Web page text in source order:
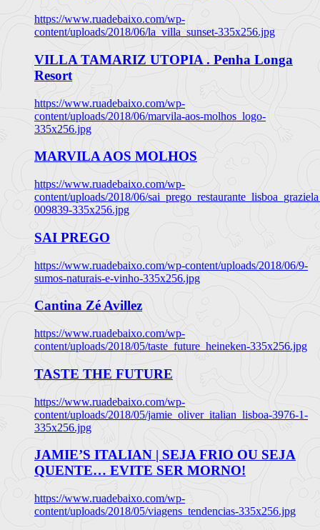
https://www.ruadebaixo.com/wp-
content/uploads/2018/06/la_villa_sunset-335x256.jpg
VILLA TAMARIZ UTOPIA . Penha Longa
Resort
https://www.ruadebaixo.com/wp-
content/uploads/2018/06/marvila-aos-molhos_logo-
335x256.jpg
MARVILA AOS MOLHOS
https://www.ruadebaixo.com/wp-
content/uploads/2018/06/
009839-335x256.jpg
SAI PREGO
https://www.ruadebaixo.com/wp-content/uploads/2018/06/9-
sumos-naturais-e-vinho-335x256.jpg
Cantina Zé Avillez
https://www.ruadebaixo.com/wp-
content/uploads/2018/05/taste_future_heineken-335x256.jpg
TASTE THE FUTURE
https://www.ruadebaixo.com/wp-
content/uploads/2018/05/jamie_oliver_italian_lisboa-3976-1-
335x256.jpg
JAMIE’S ITALIAN | SEJA FRIO OU SEJA
QUENTE… EVITE SER MORNO!
https://www.ruadebaixo.com/wp-
content/uploads/2018/05/viagens_tendencias-335x256.jpg